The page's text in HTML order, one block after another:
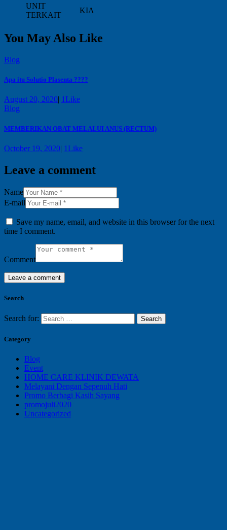
UNIT
TERKAIT
KIA
You May Also Like
Blog
Apa itu Solutio Plasenta ????
August 20, 2020| 1 Like
Blog
MEMBERIKAN OBAT MELALUI ANUS (RECTUM)
October 19, 2020| 1 Like
Leave a comment
Name
E-mail
Save my name, email, and website in this browser for the next
time I comment.
Comment
Search
Search for:
Category
Blog
Event
HOME CARE KLINIK DEWATA
Melayani Dengan Sepenuh Hati
Promo Berbagi Kasih Sayang
promojuli2020
Uncategorized